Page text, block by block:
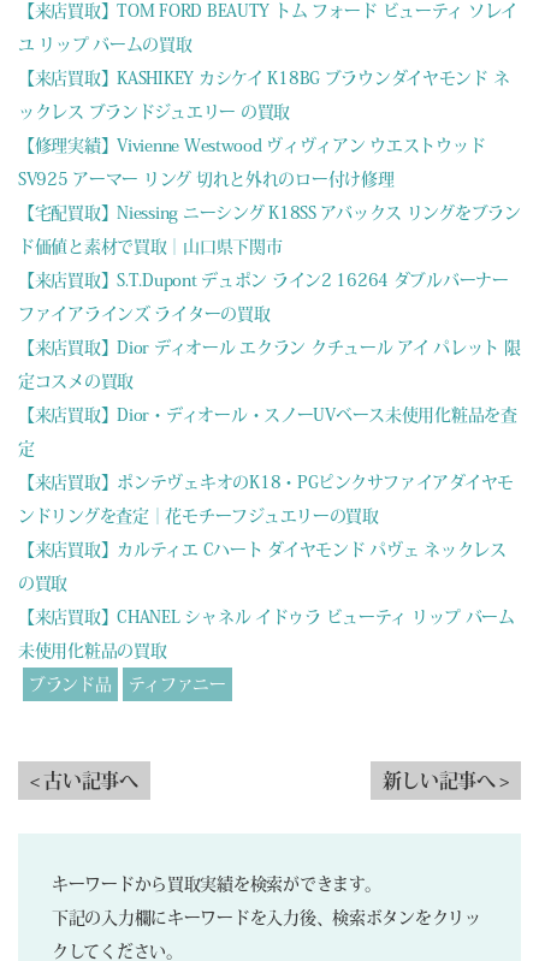
【来店買取】TOM FORD BEAUTY トム フォード ビューティ ソレイ
ユ リップ バームの買取
【来店買取】KASHIKEY カシケイ K18BG ブラウンダイヤモンド ネ
ックレス ブランドジュエリー の買取
【修理実績】Vivienne Westwood ヴィヴィアン ウエストウッド
SV925 アーマー リング 切れと外れのロー付け修理
【宅配買取】Niessing ニーシング K18SS アバックス リングをブラン
ド価値と素材で買取｜山口県下関市
【来店買取】S.T.Dupont デュポン ライン2 16264 ダブルバーナー
ファイアラインズ ライターの買取
【来店買取】Dior ディオール エクラン クチュール アイ パレット 限
定コスメの買取
【来店買取】Dior・ディオール・スノーUVベース未使用化粧品を査
定
【来店買取】ポンテヴェキオのK18・PGピンクサファイアダイヤモ
ンドリングを査定｜花モチーフジュエリーの買取
【来店買取】カルティエ Cハート ダイヤモンド パヴェ ネックレス
の買取
【来店買取】CHANEL シャネル イドゥラ ビューティ リップ バーム
未使用化粧品の買取
ブランド品
ティファニー
< 古い記事へ 新しい記事へ >
キーワードから買取実績を検索ができます。
下記の入力欄にキーワードを入力後、検索ボタンをクリッ
クしてください。